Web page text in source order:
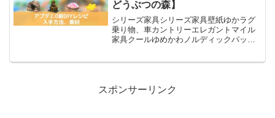
どうぶつの森】
シリーズ家具シリーズ家具壁紙ゆかラグ
乗り物、車カントリーエレガントマイル
家具クールゆめかわノルディックパッチ
スポンサーリンク